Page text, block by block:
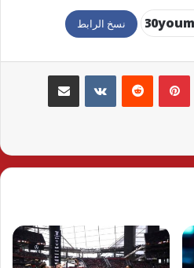
نسخ الرابط
بينتيريست مشاركة عبر البريد